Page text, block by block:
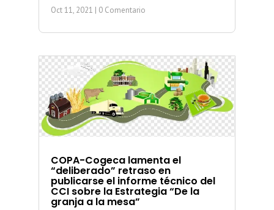
Oct 11, 2021 | 0 Comentario
COPA-Cogeca lamenta el
“deliberado” retraso en
publicarse el informe técnico del
CCI sobre la Estrategia “De la
granja a la mesa”